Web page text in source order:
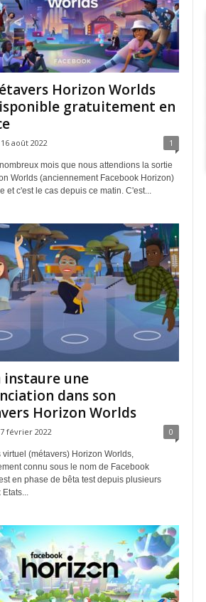
Horizon Worlds
gratuitement en
16 août 2022 1
mois que nous attendions la sortie
Worlds (anciennement Facebook Horizon)
et c'est le cas depuis ce matin. C'est...
instaure une
dans son
Horizon Worlds
7 février 2022 0
virtuel (métavers) Horizon Worlds,
connu sous le nom de Facebook
en phase de bêta test depuis plusieurs